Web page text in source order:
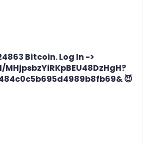
Bitcoin. Log In ->
😈